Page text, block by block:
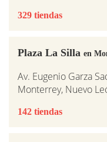
329 tiendas
Plaza La Silla en
Av. Eugenio Garza
Monterrey, Nuevo
142 tiendas